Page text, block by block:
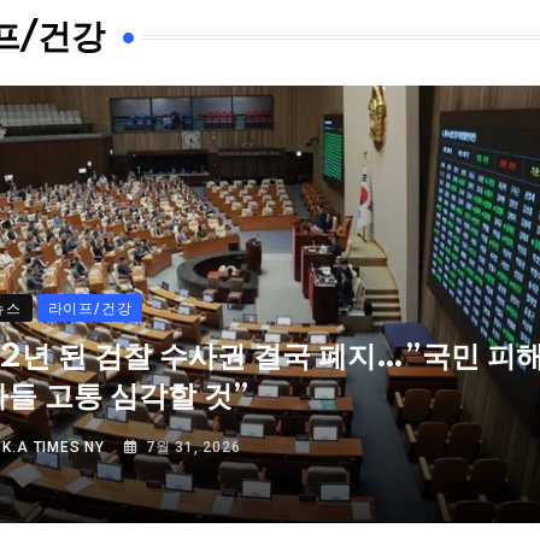
/건강
스 라이프/건강
년 된 검찰 수사권 결국 폐지…”국민 피
들 고통 심각할 것”
K.A TIMES NY 7월 31, 2026